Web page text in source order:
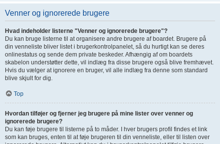
Venner og ignorerede brugere
Hvad indeholder listerne "Venner og ignorerede brugere"?
Du kan bruge listerne til at organisere andre brugere af boardet. Brugere på
din venneliste bliver listet i brugerkontrolpanelet, så du hurtigt kan se deres
onlinestatus og sende dem private beskeder. Afhængig af om boardets
skabelon understøtter dette, vil indlæg fra disse brugere også blive fremhævet.
Hvis du vælger at ignorere en bruger, vil alle indlæg fra denne som standard
blive skjult for dig.
Top
Hvordan tilføjer og fjerner jeg brugere på mine lister over venner og
ignorerede brugere?
Du kan føje brugere til listerne på to måder. I hver brugers profil findes et link
som kan bruges, enten til at føje brugeren til din venneliste, eller til listen over